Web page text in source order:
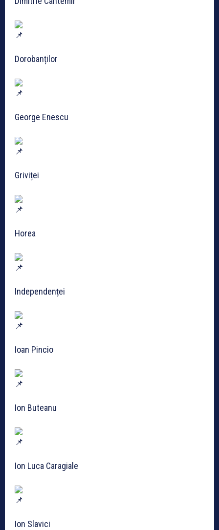
Dorobanților
George Enescu
Griviței
Horea
Independenței
Ioan Pincio
Ion Buteanu
Ion Luca Caragiale
Ion Slavici